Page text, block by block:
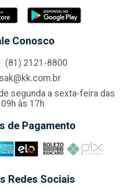
Conosco
(81) 2121-8800
sak@kk.com.br
segunda a sexta-feira das
09h às 17h
de Pagamento
Redes Sociais